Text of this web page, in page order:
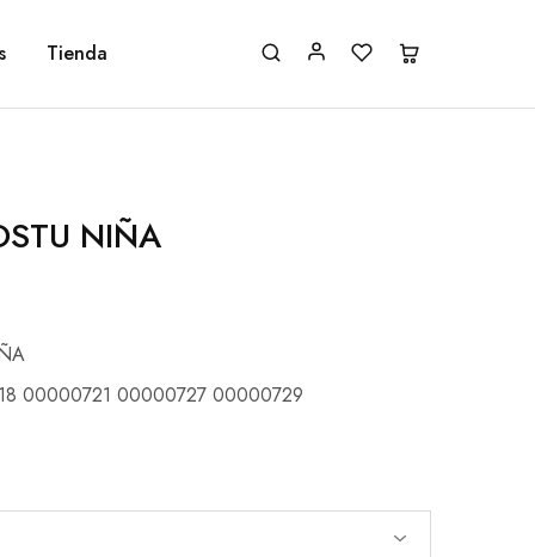
Tienda
NIÑA
00000721 00000727 00000729